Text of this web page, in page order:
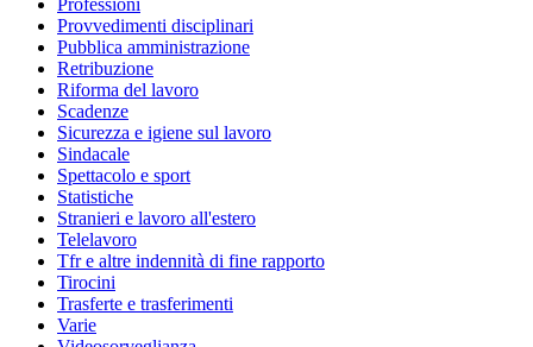
Professioni
Provvedimenti disciplinari
Pubblica amministrazione
Retribuzione
Riforma del lavoro
Scadenze
Sicurezza e igiene sul lavoro
Sindacale
Spettacolo e sport
Statistiche
Stranieri e lavoro all'estero
Telelavoro
Tfr e altre indennità di fine rapporto
Tirocini
Trasferte e trasferimenti
Varie